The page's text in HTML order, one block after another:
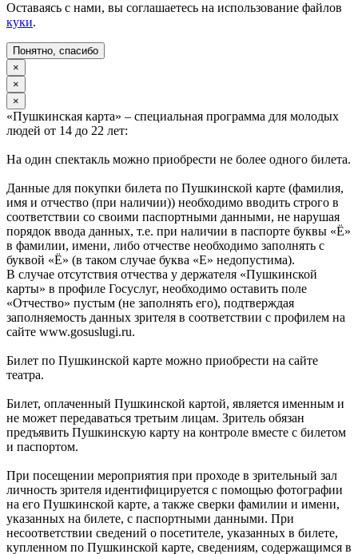
Оставаясь с нами, вы соглашаетесь на использование файлов
куки.
Понятно, спасибо
×
×
×
«Пушкинская карта» – специальная программа для молодых
людей от 14 до 22 лет:
На один спектакль можно приобрести не более одного билета.
Данные для покупки билета по Пушкинской карте (фамилия,
имя и отчество (при наличии)) необходимо вводить строго в
соответствии со своими паспортными данными, не нарушая
порядок ввода данных, т.е. при наличии в паспорте буквы «Ё»
в фамилии, имени, либо отчестве необходимо заполнять с
буквой «Ё» (в таком случае буква «Е» недопустима).
В случае отсутствия отчества у держателя «Пушкинской
карты» в профиле Госуслуг, необходимо оставить поле
«Отчество» пустым (не заполнять его), подтверждая
заполняемость данных зрителя в соответствии с профилем на
сайте www.gosuslugi.ru.
Билет по Пушкинской карте можно приобрести на сайте
театра.
Билет, оплаченный Пушкинской картой, является именным и
не может передаваться третьим лицам. Зритель обязан
предъявить Пушкинскую карту на контроле вместе с билетом
и паспортом.
При посещении мероприятия при проходе в зрительный зал
личность зрителя идентифицируется с помощью фотографии
на его Пушкинской карте, а также сверки фамилии и имени,
указанных на билете, с паспортными данными. При
несоответствии сведений о посетителе, указанных в билете,
купленном по Пушкинской карте, сведениям, содержащимся в